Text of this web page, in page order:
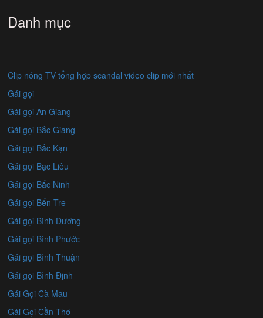
Danh mục
Clip nóng TV tổng hợp scandal video clip mới nhất
Gái gọi
Gái gọi An Giang
Gái gọi Bắc Giang
Gái gọi Bắc Kạn
Gái gọi Bạc Liêu
Gái gọi Bắc Ninh
Gái gọi Bến Tre
Gái gọi Bình Dương
Gái gọi Bình Phước
Gái gọi Bình Thuận
Gái gọi Bình Định
Gái Gọi Cà Mau
Gái Gọi Cần Thơ